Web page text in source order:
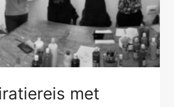
met